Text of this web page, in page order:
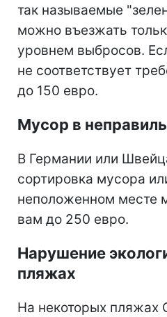
так называемые
можно въезжать
уровнем выбросов.
не соответствует
до 150 евро.
Мусор в
В Германии или
сортировка мусора
неположенном месте
вам до 250 евро.
Нарушение
пляжах
На некоторых пляжах